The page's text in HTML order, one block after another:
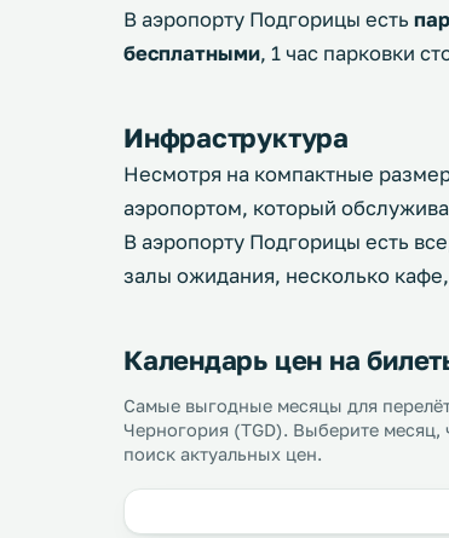
В аэропорту Подгорицы есть
бесплатными, 1 час парковки
Инфраструктура
Несмотря на компактные
аэропортом, который
В аэропорту Подгорицы есть
залы ожидания, несколько
Календарь цен на
Самые выгодные месяцы для
Черногория (TGD). Выберите месяц,
поиск актуальных цен.